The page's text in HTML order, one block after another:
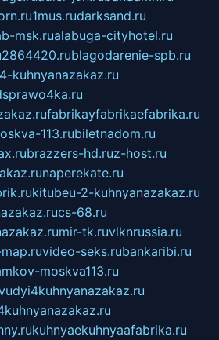
1mus.rudarksand.ru
msk.rualabuga-cityhotel.ru
2864420.rublagodarenie-spb.ru
kuhnyanazakaz.ru
fabrikayfabrikaefabrika.ru
113.rubiletnadom.ru
brazzers-hd.ruz-host.ru
naperekate.ru
kitubeu-2-kuhnyanazakaz.ru
cs-68.ru
mir-tk.ruvlknrussia.ru
video-seks.rubankaribi.ru
moskva113.ru
kuhnyaekuhnyaafabrika.ru